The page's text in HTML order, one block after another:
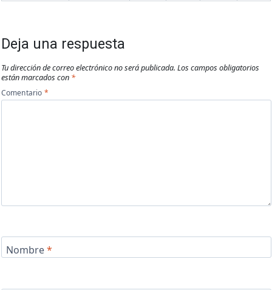
Deja una respuesta
Tu dirección de correo electrónico no será publicada. Los campos obligatorios
están marcados con *
Comentario *
Nombre*